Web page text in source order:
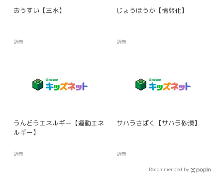
おうすい【王水】
辞典
じょうほうか【情報化】
辞典
うんどうエネルギー【運動エネ
ルギー】
辞典
サハラさばく【サハラ砂漠】
辞典
Recommended by